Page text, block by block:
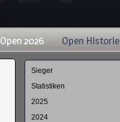
Open 2026 Open Historie
Navigation
Sieger
Statistiken
2025
2024